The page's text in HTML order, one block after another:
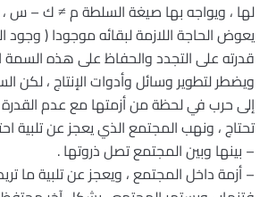
لها ، ويواجه بها صيغة السلطة م ≠ ك – س ،
يعوض الحاجة اللازمة لبقائه موجودا (
قدرته على التجدد والحفاظ على هذه السمة
ويضطر لتطوير وسائل وأدوات الإنتاج ، لكن
إلى حرب في لحظة من أزمتها مع عدم القدرة
تحتاج ، ونهب المجتمع الذي يعجز عن تلبية
– بينها وبين المجتمع تصل ذروتها .
– أزمة داخل المجتمع ، ويعجز عن تلبية ما